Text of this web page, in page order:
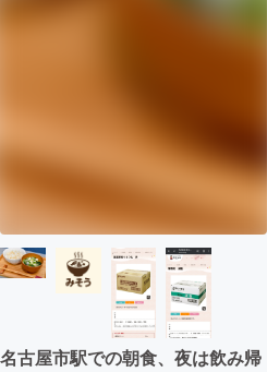
まちづくり・地域活性化
名古屋市駅での朝食、夜は飲み帰